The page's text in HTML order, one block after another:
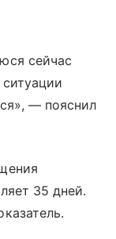
сейчас
— пояснил
35 дней.